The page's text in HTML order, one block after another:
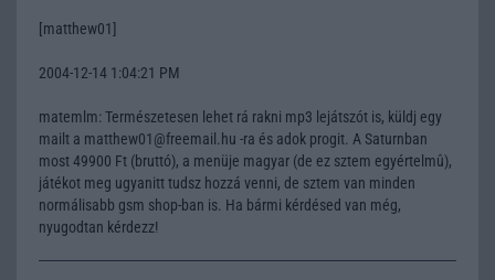
[matthew01]
2004-12-14 1:04:21 PM
matemlm: Természetesen lehet rá rakni mp3 lejátszót is, küldj egy
mailt a matthew01@freemail.hu -ra és adok progit. A Saturnban
most 49900 Ft (bruttó), a menüje magyar (de ez sztem egyértelmû),
játékot meg ugyanitt tudsz hozzá venni, de sztem van minden
normálisabb gsm shop-ban is. Ha bármi kérdésed van még,
nyugodtan kérdezz!